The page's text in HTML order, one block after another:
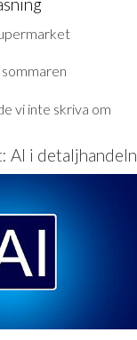
vi inte skriva om
AI i detaljhandeln